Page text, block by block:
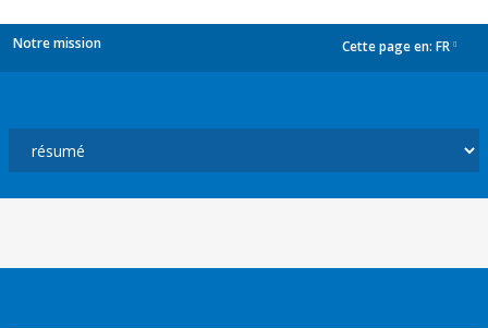
Notre mission Cette page en: FR